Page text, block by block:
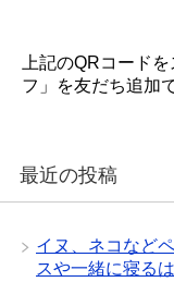
上記のQRコード
フ」を友だち追加
最近の投稿
イヌ、ネコなど
スや一緒に寝るは